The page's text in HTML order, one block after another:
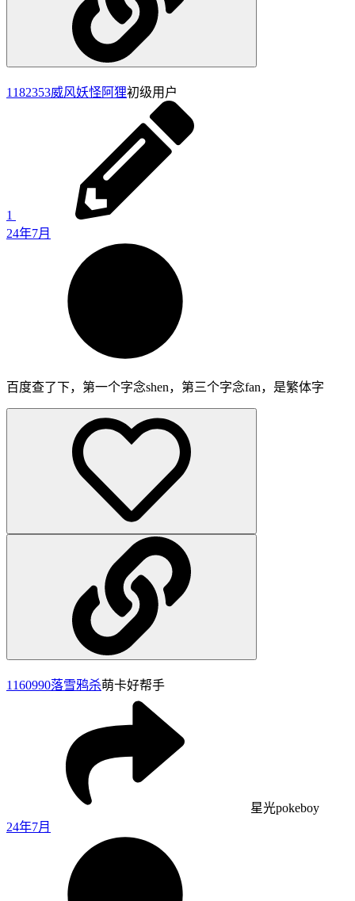
1182353威风妖怪阿狸初级用户
1
24年7月
百度查了下，第一个字念shen，第三个字念fan，是繁体字
1160990落雪鸦杀萌卡好帮手
星光pokeboy
24年7月